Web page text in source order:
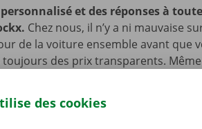
et des réponses à
Chez nous, il n’y a ni mauvaise
de la voiture ensemble avant que
des prix transparents.
et de dépannage disponible 24 h/24
des cookies